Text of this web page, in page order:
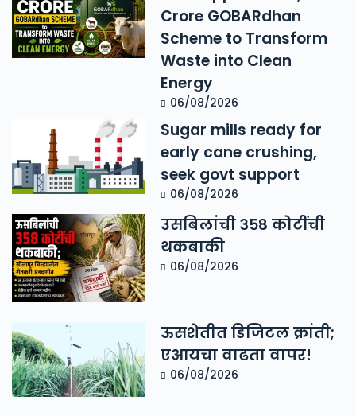
Crore GOBARdhan
Scheme to Transform
Waste into Clean
Energy
06/08/2026
Sugar mills ready for
early cane crushing,
seek govt support
06/08/2026
उसबिलांची ३५८ कोटींची
थकबाकी
06/08/2026
ऊसशेतीत डिजिटल क्रांती;
एआयचा वाढता वापर!
06/08/2026